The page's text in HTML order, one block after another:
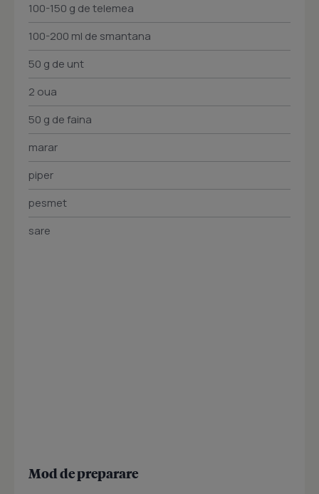
100-150 g de telemea
100-200 ml de smantana
50 g de unt
2 oua
50 g de faina
marar
piper
pesmet
sare
Mod de preparare